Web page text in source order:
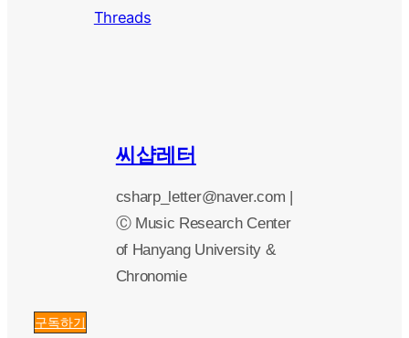
Threads
씨샵레터
csharp_letter@naver.com |
Ⓒ Music Research Center
of Hanyang University &
Chronomie
구독하기